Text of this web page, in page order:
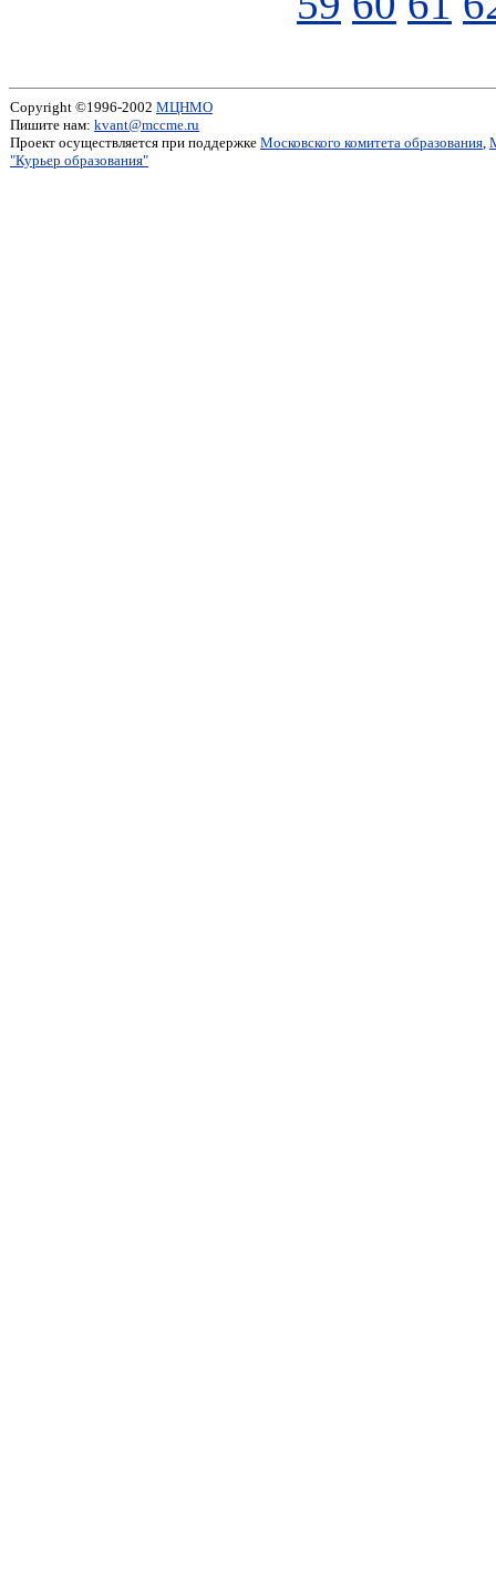
Copyright ©1996-2002 МЦНМО
Пишите нам: kvant@mccme.ru
Проект осуществляется при поддержке Московского комитета образования,
"Курьер образования"